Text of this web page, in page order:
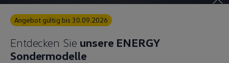
Angebot gültig bis 30.09.2026
Entdecken Sie unsere ENERGY
Sondermodelle